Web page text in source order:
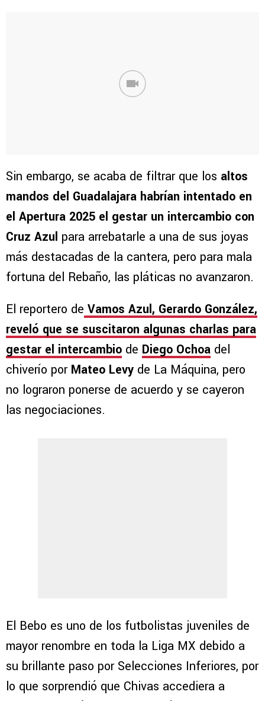
Sin embargo, se acaba de filtrar que los altos
mandos del Guadalajara habrían intentado en
el Apertura 2025 el gestar un intercambio con
Cruz Azul para arrebatarle a una de sus joyas
más destacadas de la cantera, pero para mala
fortuna del Rebaño, las pláticas no avanzaron.
El reportero de Vamos Azul, Gerardo González,
reveló que se suscitaron algunas charlas para
gestar el intercambio de Diego Ochoa del
chiverío porMateo Levy de La Máquina, pero
no lograron ponerse de acuerdo y se cayeron
las negociaciones.
El Bebo es uno de los futbolistas juveniles de
mayor renombre en toda la Liga MX debido a
su brillante paso por Selecciones Inferiores, por
lo que sorprendió que Chivas accediera a